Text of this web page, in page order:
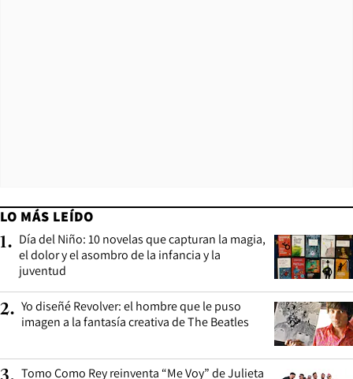
LO MÁS LEÍDO
1. Día del Niño: 10 novelas que capturan la magia,
el dolor y el asombro de la infancia y la
juventud
2. Yo diseñé Revolver: el hombre que le puso
imagen a la fantasía creativa de The Beatles
Tomo Como Rey reinventa “Me Voy” de Julieta